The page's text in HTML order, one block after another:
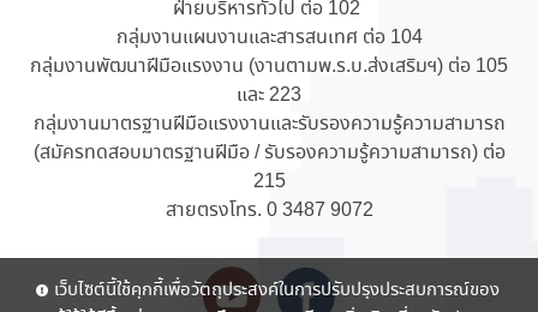
ฝ่ายบริหารทั่วไป ต่อ 102
กลุ่มงานแผนงานและสารสนเทศ ต่อ 104
กลุ่มงานพัฒนาฝีมือแรงงาน (งานตามพ.ร.บ.ส่งเสริมฯ) ต่อ 105
และ 223
กลุ่มงานมาตรฐานฝีมือแรงงานและรับรองความรู้ความสามารถ
(สมัครทดสอบมาตรฐานฝีมือ / รับรองความรู้ความสามารถ) ต่อ
215
สายตรงโทร. 0 3487 9072
เว็บไซต์นี้ใช้คุกกี้เพื่อวัตถุประสงค์ในการปรับปรุงประสบการณ์ของ